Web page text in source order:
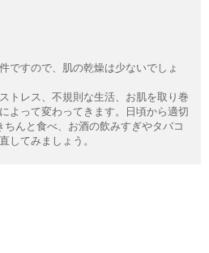
ですので、肌の乾燥は少ないでしょ
トレス、不規則な生活、お肌を取り巻
よって変わってきます。日頃から適切
んと食べ、お酒の飲みすぎやタバコ
してみましょう。